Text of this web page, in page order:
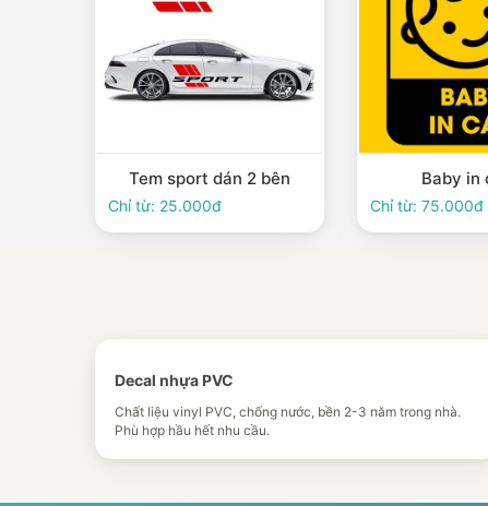
Tem sport dán 2 bên
Chỉ từ: 25.000đ
Baby in
Chỉ từ: 75.000đ
Decal nhựa PVC
Chất liệu vinyl PVC, chống nước, bền 2-3 năm trong nhà.
Phù hợp hầu hết nhu cầu.